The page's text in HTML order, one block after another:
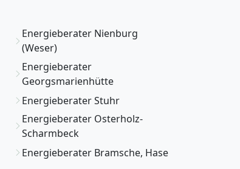
Energieberater Nienburg
(Weser)
Energieberater
Georgsmarienhütte
Energieberater Stuhr
Energieberater Osterholz-
Scharmbeck
Energieberater Bramsche, Hase